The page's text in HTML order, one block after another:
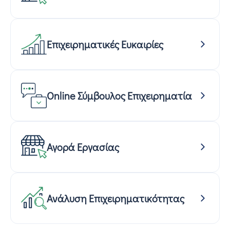
Επιχειρηματικές Ευκαιρίες
Online Σύμβουλος Επιχειρηματία
Αγορά Εργασίας
Ανάλυση Επιχειρηματικότητας